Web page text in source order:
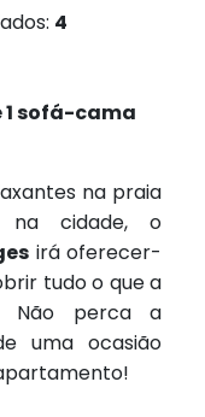
4
1 sofá-cama
na praia
na cidade, o
irá oferecer-
tudo o que a
Não perca a
uma ocasião